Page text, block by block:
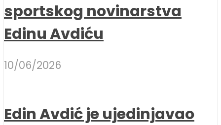
sportskog novinarstva
Edinu Avdiću
10/06/2026
Edin Avdić je ujedinjavao